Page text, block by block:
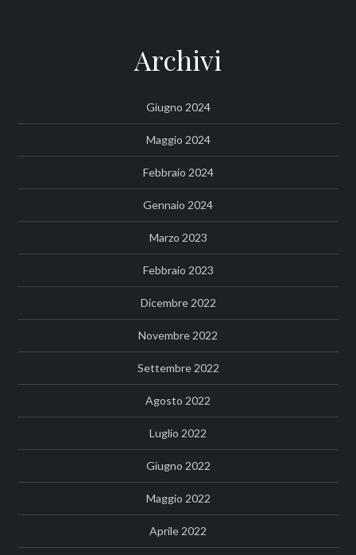
Archivi
Giugno 2024
Maggio 2024
Febbraio 2024
Gennaio 2024
Marzo 2023
Febbraio 2023
Dicembre 2022
Novembre 2022
Settembre 2022
Agosto 2022
Luglio 2022
Giugno 2022
Maggio 2022
Aprile 2022